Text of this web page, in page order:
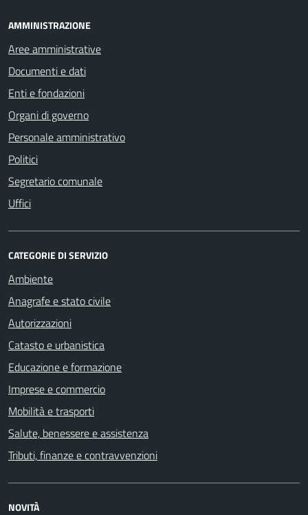
AMMINISTRAZIONE
Aree amministrative
Documenti e dati
Enti e fondazioni
Organi di governo
Personale amministrativo
Politici
Segretario comunale
Uffici
CATEGORIE DI SERVIZIO
Ambiente
Anagrafe e stato civile
Autorizzazioni
Catasto e urbanistica
Educazione e formazione
Imprese e commercio
Mobilità e trasporti
Salute, benessere e assistenza
Tributi, finanze e contravvenzioni
NOVITÀ